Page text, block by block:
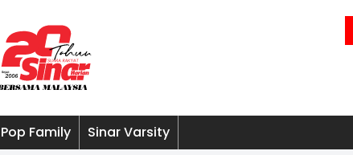
Pop Family Sinar Varsity